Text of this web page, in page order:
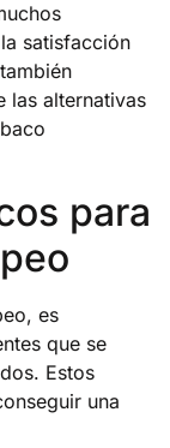
satisfacción
las alternativas
para
es
que se
Estos
una